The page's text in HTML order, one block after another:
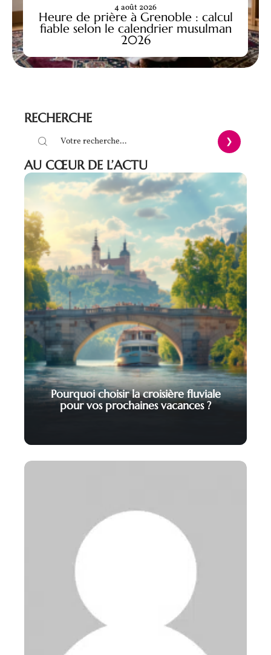
Heure de prière à Grenoble : calcul
fiable selon le calendrier musulman
2026
4 août 2026
RECHERCHE
AU CŒUR DE L’ACTU
Pourquoi choisir la croisière fluviale
pour vos prochaines vacances ?